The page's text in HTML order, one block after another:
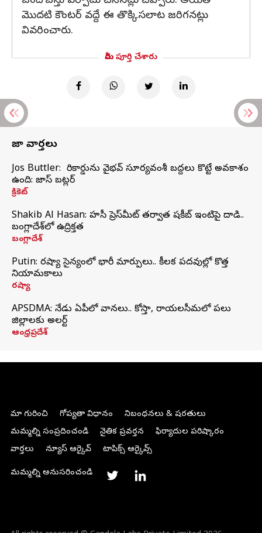
మొదటి కౌంటర్ వద్దే ఈ తొక్కిసలాట జరిగనట్లు
వివరించారు.
మీరు పూర్తి చేశారు
తాజా వార్తలు
Jos Buttler: నా రికార్డును వైభవ్ సూర్యవంశీ బద్దలు కొట్టే అవకాశం
ఉంది: జాస్ బట్లర్
క్రికెట్
Shakib Al Hasan: హసీనా ప్రెస్‌మీట్‌ తర్వాత షకీబ్‌ ఇంటిపై దాడి..
బంగ్లాదేశ్‌లో ఉద్రిక్తత
బంగ్లాదేశ్
Putin: రష్యా సైన్యంలో భారీ మార్పులు.. కీలక పదవుల్లో కొత్త
నియామకాలు
రష్యా
APSDMA: నేడు ఏపీలో వానలు.. కోస్తా, రాయలసీమలో పలు
జిల్లాలకు అలర్ట్
ఆంధ్రప్రదేశ్
మా గురించి గోప్యతా విధానం
నిబంధనలు & షరతులు
మమ్మల్ని సంప్రదించండి
నైతిక ప్రవర్తన
ఫిర్యాదుల పరిష్కారం
వార్తలు
న్యూస్ ఆర్కైవ్ టాపిక్స్ ఆర్కైవ్స్
మమ్మల్ని అనుసరించండి